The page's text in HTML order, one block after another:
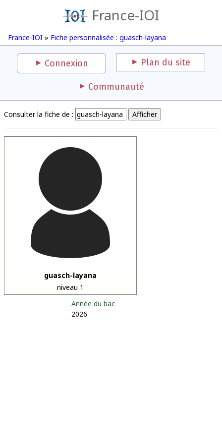
France-IOI
France-IOI » Fiche personnalisée : guasch-layana
Connexion Plan du site
Communauté
Consulter la fiche de :
guasch-layana
niveau 1
Année du bac
2026